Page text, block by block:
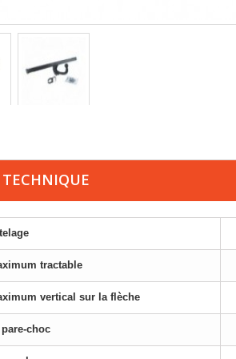
TECHNIQUE
tractable
vertical sur la flèche
choc